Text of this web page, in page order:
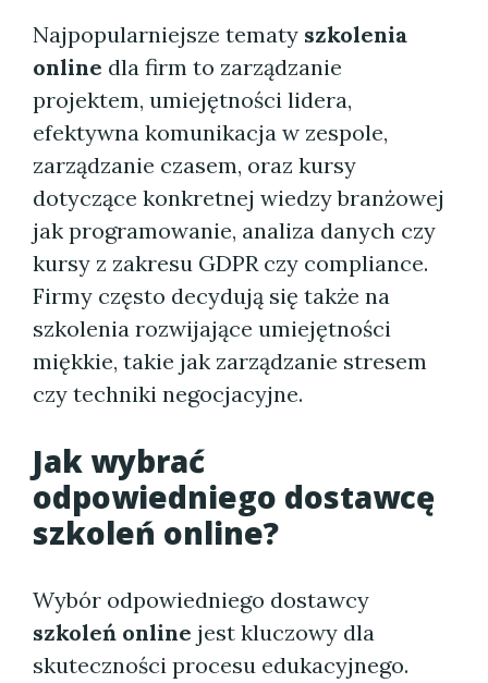
Najpopularniejsze tematy szkolenia
online dla firm to zarządzanie
projektem, umiejętności lidera,
efektywna komunikacja w zespole,
zarządzanie czasem, oraz kursy
dotyczące konkretnej wiedzy branżowej
jak programowanie, analiza danych czy
kursy z zakresu GDPR czy compliance.
Firmy często decydują się także na
szkolenia rozwijające umiejętności
miękkie, takie jak zarządzanie stresem
czy techniki negocjacyjne.
Jak wybrać
odpowiedniego dostawcę
szkoleń online?
Wybór odpowiedniego dostawcy
szkoleń online jest kluczowy dla
skuteczności procesu edukacyjnego.